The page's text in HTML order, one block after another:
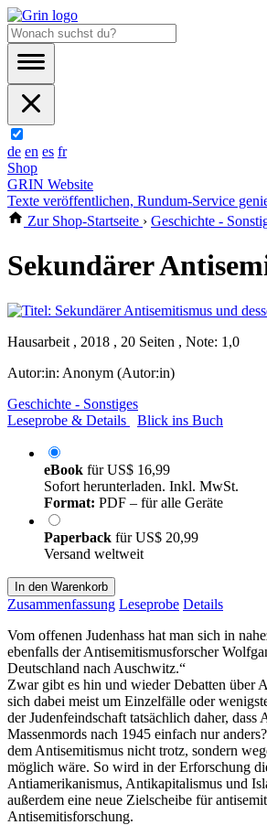
de en es fr
Shop
GRIN Website
Texte veröffentlichen, Rundum-Service
Zur Shop-Startseite › Geschichte -
Sekundärer
Hausarbeit , 2018 , 20 Seiten , Note: 1,0
Autor:in: Anonym (Autor:in)
Geschichte - Sonstiges
Leseprobe & Details
Blick ins Buch
eBook fürUS$ 16,99
Sofort herunterladen. Inkl. MwSt.
Format: PDF – für alle Geräte
Paperback fürUS$ 20,99
Versand weltweit
In den Warenkorb
Zusammenfassung Leseprobe Details
Vom offenen Judenhass hat man sich in
ebenfalls der Antisemitismusforscher
Deutschland nach Auschwitz.“
Zwar gibt es hin und wieder Debatten über
sich dabei meist um Einzelfälle oder
der Judenfeindschaft tatsächlich daher,
Massenmords nach 1945 einfach nur
dem Antisemitismus nicht trotz, sondern
möglich wäre. So wird in der Erforschung
Antiamerikanismus, Antikapitalismus und
außerdem eine neue Zielscheibe für
Antisemitisforschung.